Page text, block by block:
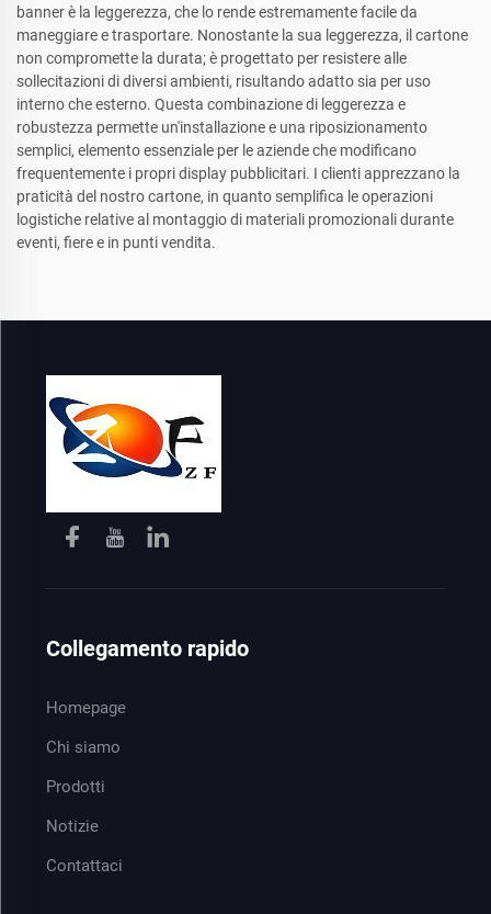
banner è la leggerezza, che lo rende estremamente facile da
maneggiare e trasportare. Nonostante la sua leggerezza, il cartone
non compromette la durata; è progettato per resistere alle
sollecitazioni di diversi ambienti, risultando adatto sia per uso
interno che esterno. Questa combinazione di leggerezza e
robustezza permette un'installazione e una riposizionamento
semplici, elemento essenziale per le aziende che modificano
frequentemente i propri display pubblicitari. I clienti apprezzano la
praticità del nostro cartone, in quanto semplifica le operazioni
logistiche relative al montaggio di materiali promozionali durante
eventi, fiere e in punti vendita.
Collegamento rapido
Homepage
Chi siamo
Prodotti
Notizie
Contattaci